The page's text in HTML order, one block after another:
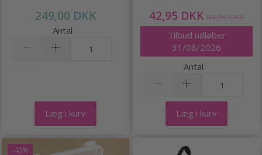
249,00 DKK
Antal
Læg i kurv
42,95 DKK 84,95 DKK
Tilbud udløber
31/08/2026
Antal
Læg i kurv
-40%